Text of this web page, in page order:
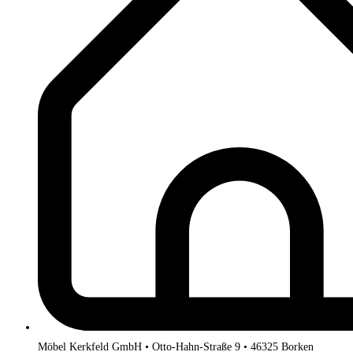
Möbel Kerkfeld GmbH • Otto-Hahn-Straße 9 • 46325 Borken